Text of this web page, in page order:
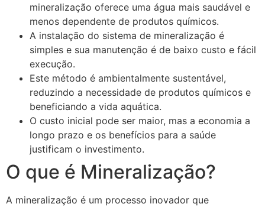
mineralização oferece uma água mais saudável e
menos dependente de produtos químicos.
A instalação do sistema de mineralização é
simples e sua manutenção é de baixo custo e fácil
execução.
Este método é ambientalmente sustentável,
reduzindo a necessidade de produtos químicos e
beneficiando a vida aquática.
O custo inicial pode ser maior, mas a economia a
longo prazo e os benefícios para a saúde
justificam o investimento.
O que é Mineralização?
A mineralização é um processo inovador que